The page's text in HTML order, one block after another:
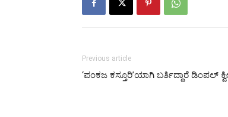
Previous article
‘ಪಂಕಜ ಕಸ್ತೂರಿ’ಯಾಗಿ ಬರ್ತಿದ್ದಾರೆ ಡಿಂಪಲ್